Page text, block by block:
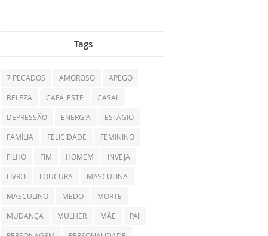
Tags
7 PECADOS AMOROSO APEGO
BELEZA CAFAJESTE CASAL
DEPRESSÃO ENERGIA ESTÁGIO
FAMÍLIA FELICIDADE FEMININO
FILHO FIM HOMEM INVEJA
LIVRO LOUCURA MASCULINA
MASCULINO MEDO MORTE
MUDANÇA MULHER MÃE PAI